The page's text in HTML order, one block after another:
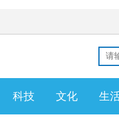
科技 文化 生